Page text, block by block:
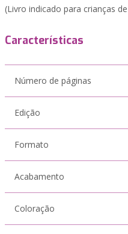
(Livro indicado para crianças
Características
Número de páginas
Edição
Formato
Acabamento
Coloração